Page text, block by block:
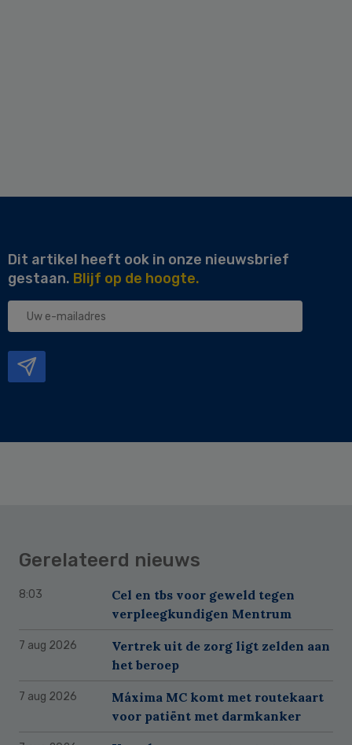
Dit artikel heeft ook in onze nieuwsbrief
gestaan. Blijf op de hoogte.
Uw
Gerelateerd nieuws
8:03
Cel en tbs voor geweld tegen
verpleegkundigen Mentrum
7 aug 2026
Vertrek uit de zorg ligt zelden aan
het beroep
7 aug 2026
Máxima MC komt met routekaart
voor patiënt met darmkanker